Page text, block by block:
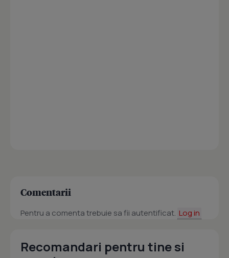
Comentarii
Pentru a comenta trebuie sa fii autentificat. Log in
Recomandari pentru tine si